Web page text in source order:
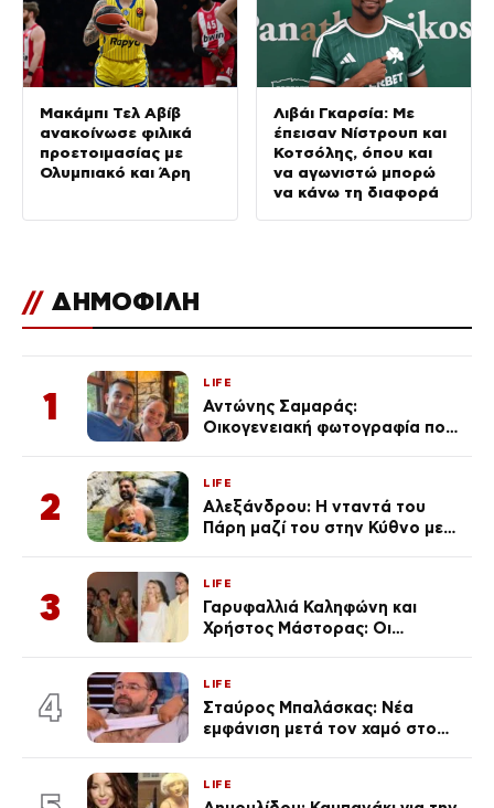
Μακάμπι Τελ Αβίβ
ανακοίνωσε φιλικά
προετοιμασίας με
Ολυμπιακό και Άρη
Λιβάι Γκαρσία: Με
έπεισαν Νίστρουπ και
Κοτσόλης, όπου και
να αγωνιστώ μπορώ
να κάνω τη διαφορά
// ΔΗΜΟΦΙΛΗ
1
LIFE
Αντώνης Σαμαράς:
Οικογενειακή φωτογραφία που
Λένας
2
LIFE
Αλεξάνδρου: Η νταντά του
Πάρη μαζί του στην Κύθνο με
3
LIFE
Γαρυφαλλιά Καληφώνη και
Χρήστος Μάστορας: Οι
απαρατήρητη
4
LIFE
Σταύρος Μπαλάσκας: Νέα
εμφάνιση μετά τον χαμό στο
LIFE